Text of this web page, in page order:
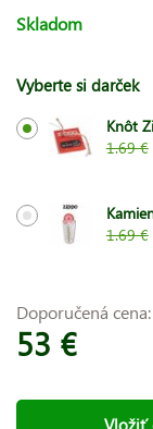
Skladom
Vyberte si darček
Knôt
1.69 €
1.69 €
Doporučená cena:
53 €